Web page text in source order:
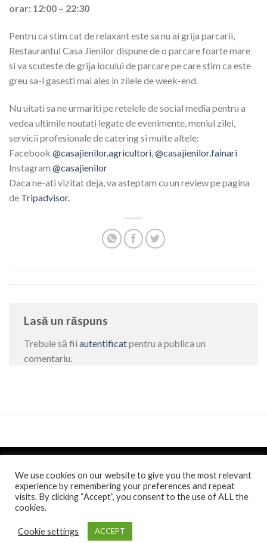
orar: 12:00 – 22:30
Pentru ca stim cat de relaxant este sa nu ai grija parcarii,
Restaurantul Casa Jienilor dispune de o parcare foarte mare
si va scuteste de grija locului de parcare pe care stim ca este
greu sa-l gasesti mai ales in zilele de week-end.
Nu uitati sa ne urmariti pe retelele de social media pentru a
vedea ultimile noutati legate de evenimente, meniul zilei,
servicii profesionale de catering si multe altele:
Facebook @casajienilor.agricultori,@casajienilor.fainari
Instagram @casajienilor
Daca ne-ati vizitat deja, va asteptam cu un review pe pagina
de Tripadvisor.
Lasă un răspuns
Trebuie să fii autentificatpentru a publica un
comentariu.
Politica de confidentialitatesiPolitica de cookie/Anunt/
Toate drepturile rezervate 2026 ©
We use cookies on our website to give you the most relevant
experience by remembering your preferences and repeat
visits. By clicking “Accept”, you consent to the use of ALL the
cookies.
Cookie settings ACCEPT